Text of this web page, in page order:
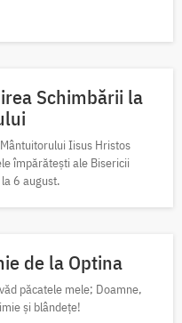
Schimbării la
Iisus Hristos
împărătești ale Bisericii
6 august.
de la Optina
păcatele mele; Doamne,
şi blândeţe!